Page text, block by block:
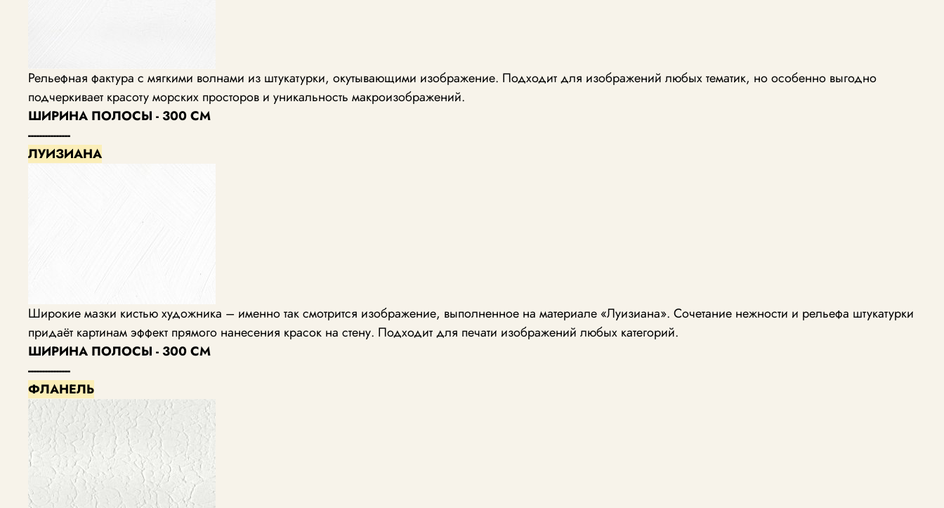
Рельефная фактура с мягкими волнами из штукатурки, окутывающими изображение. Подходит для изображений любых тематик, но особенно выгодно
подчеркивает красоту морских просторов и уникальность макроизображений.
ШИРИНА ПОЛОСЫ - 300 СМ
---------------
ЛУИЗИАНА
Широкие мазки кистью художника – именно так смотрится изображение, выполненное на материале «Луизиана». Сочетание нежности и рельефа штукатурки
придаёт картинам эффект прямого нанесения красок на стену. Подходит для печати изображений любых категорий.
ШИРИНА ПОЛОСЫ - 300 СМ
---------------
ФЛАНЕЛЬ